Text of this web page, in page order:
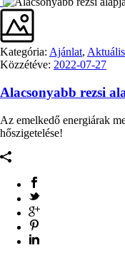
Kategória: Ajánlat, Aktuális
Közzétéve: 2022-07-27
Alacsonyabb rezsi
Az emelkedő energiárak
hőszigetelése!